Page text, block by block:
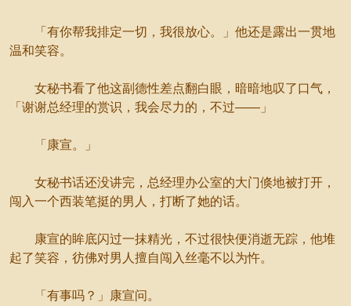
「有你帮我排定一切，我很放心。」他还是露出一贯地
温和笑容。
女秘书看了他这副德性差点翻白眼，暗暗地叹了口气，
「谢谢总经理的赏识，我会尽力的，不过——」
「康宣。」
女秘书话还没讲完，总经理办公室的大门倏地被打开，
闯入一个西装笔挺的男人，打断了她的话。
康宣的眸底闪过一抹精光，不过很快便消逝无踪，他堆
起了笑容，彷佛对男人擅自闯入丝毫不以为忤。
「有事吗？」康宣问。